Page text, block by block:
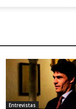
Entrevistas